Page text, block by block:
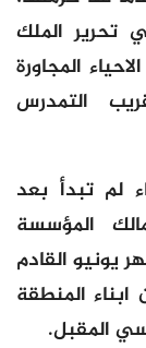
تحرير الملك
المجاورة
التمدرس
لم تبدأ بعد
المؤسسة
يونيو القادم
المنطقة
المقبل.